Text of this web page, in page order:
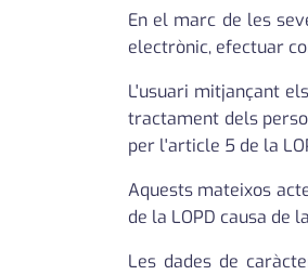
editorial
En el marc de les
electrònic, efectuar
L'usuari mitjançant
tractament dels
per l'article 5 de la
Aquests mateixos
de la LOPD causa de
Les dades de